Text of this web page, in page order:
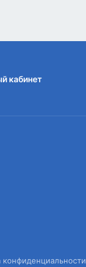
кабинет
конфиденциальности